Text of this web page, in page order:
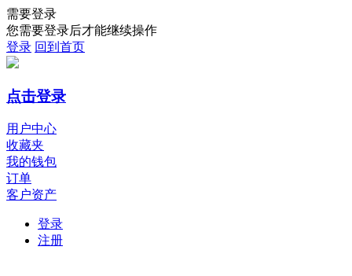
需要登录
您需要登录后才能继续操作
登录 回到首页
点击登录
用户中心
收藏夹
我的钱包
订单
客户资产
登录
注册